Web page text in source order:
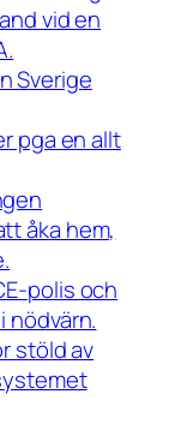
vid en
Sverige
pga en allt
åka hem,
polis och
nödvärn.
stöld av